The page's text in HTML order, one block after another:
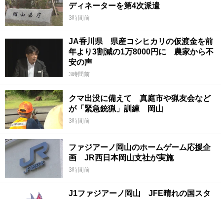
ディネーターを第4次派遣
3時間前
JA香川県 県産コシヒカリの仮渡金を前
年より3割減の1万8000円に 農家から不
安の声
3時間前
クマ出没に備えて 真庭市や猟友会など
が「緊急銃猟」訓練 岡山
3時間前
ファジアーノ岡山のホームゲーム応援企
画 JR西日本岡山支社が実施
3時間前
J1ファジアーノ岡山 JFE晴れの国スタ